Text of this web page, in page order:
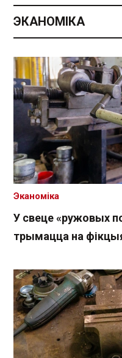
ЭКАНОМІКА
У свеце «ружовых
трымацца на
Эканоміка